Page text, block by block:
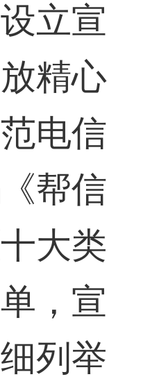
立宣
精心
电信
帮信
大类
，宣
列举